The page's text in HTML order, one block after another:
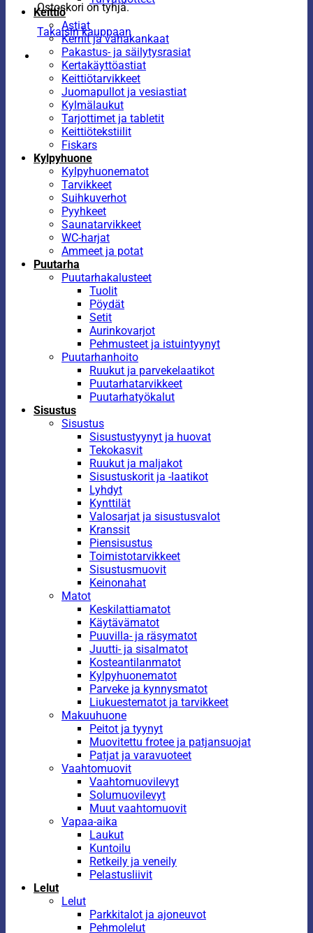
Ostoskori on tyhjä.
Takaisin kauppaan
Keittiö
Astiat
Kernit ja vahakankaat
Pakastus- ja säilytysrasiat
Kertakäyttöastiat
Keittiötarvikkeet
Juomapullot ja vesiastiat
Kylmälaukut
Tarjottimet ja tabletit
Keittiötekstiilit
Fiskars
Kylpyhuone
Kylpyhuonematot
Tarvikkeet
Suihkuverhot
Pyyhkeet
Saunatarvikkeet
WC-harjat
Ammeet ja potat
Puutarha
Puutarhakalusteet
Tuolit
Pöydät
Setit
Aurinkovarjot
Pehmusteet ja istuintyynyt
Puutarhanhoito
Ruukut ja parvekelaatikot
Puutarhatarvikkeet
Puutarhatyökalut
Sisustus
Sisustus
Sisustustyynyt ja huovat
Tekokasvit
Ruukut ja maljakot
Sisustuskorit ja -laatikot
Lyhdyt
Kynttilät
Valosarjat ja sisustusvalot
Kranssit
Piensisustus
Toimistotarvikkeet
Sisustusmuovit
Keinonahat
Matot
Keskilattiamatot
Käytävämatot
Puuvilla- ja räsymatot
Juutti- ja sisalmatot
Kosteantilanmatot
Kylpyhuonematot
Parveke ja kynnysmatot
Liukuestematot ja tarvikkeet
Makuuhuone
Peitot ja tyynyt
Muovitettu frotee ja patjansuojat
Patjat ja varavuoteet
Vaahtomuovit
Vaahtomuovilevyt
Solumuovilevyt
Muut vaahtomuovit
Vapaa-aika
Laukut
Kuntoilu
Retkeily ja veneily
Pelastusliivit
Lelut
Lelut
Parkkitalot ja ajoneuvot
Pehmolelut